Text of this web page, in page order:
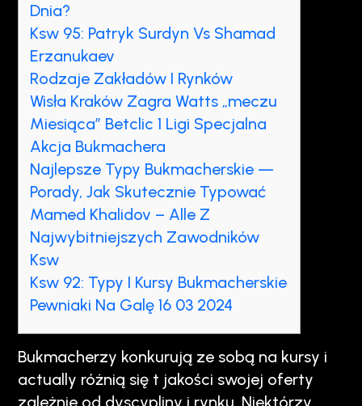
Dnia?
Ksw 95: Patryk Surdyn Vs Shamad
Erzanukaev
Rodzaje Zakładów I Rynków
Wisła Kraków Zagra Watts „meczu
Miesiąca” Betclic 1 Ligi Specjalna
Akcja Bukmachera
Najlepsze Typy Bukmacherskie —
Porady, Jak Skutecznie Typować
Mamed Khalidov – Alle Z
Najwybitniejszych Zawodników
Ksw
Ksw 92: Typy I Kursy Bukmacherskie
Pewniaki Na Galę 16 03 2024
Bukmacherzy konkurują ze sobą na kursy i
actually różnią się t jakości swojej oferty
zależnie od dyscypliny i rynku. Niektórzy